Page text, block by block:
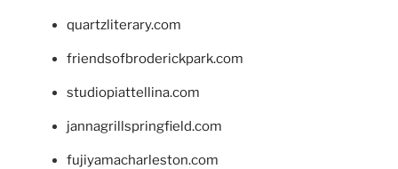
quartzliterary.com
friendsofbroderickpark.com
studiopiattellina.com
jannagrillspringfield.com
fujiyamacharleston.com